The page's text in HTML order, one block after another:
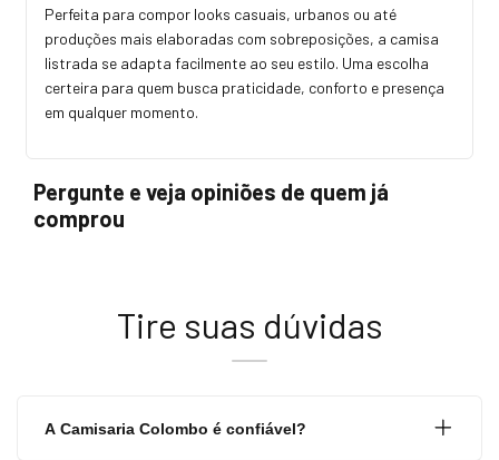
Perfeita para compor looks casuais, urbanos ou até
produções mais elaboradas com sobreposições, a camisa
listrada se adapta facilmente ao seu estilo. Uma escolha
certeira para quem busca praticidade, conforto e presença
em qualquer momento.
Pergunte e veja opiniões de quem já
comprou
Tire suas dúvidas
A Camisaria Colombo é confiável?